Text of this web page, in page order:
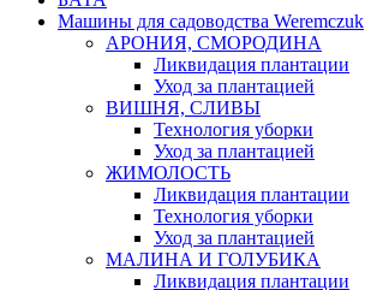
Машины для садоводства Weremczuk
АРОНИЯ, СМОРОДИНА
Ликвидация плантации
Уход за плантацией
ВИШНЯ, СЛИВЫ
Технология уборки
Уход за плантацией
ЖИМОЛОСТЬ
Ликвидация плантации
Технология уборки
Уход за плантацией
МАЛИНА И ГОЛУБИКА
Ликвидация плантации